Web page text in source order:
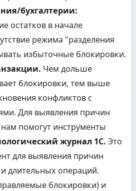
бухгалтерии:
остатков в начале
режима "разделения
избыточные блокировки.
Чем дольше
блокировки, тем выше
конфликтов с
Для выявления причин
помогут инструменты
журнал 1С. Это
для выявления причин
длительных операций.
блокировки) и